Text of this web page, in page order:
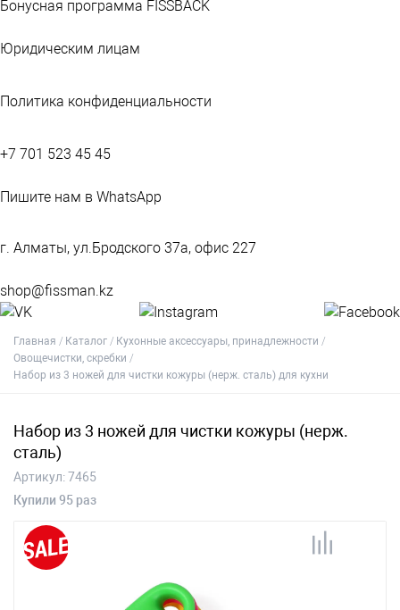
Бонусная программа FISSBACK
Юридическим лицам
Политика конфиденциальности
+7 701 523 45 45
Пишите нам в WhatsApp
г. Алматы, ул.Бродского 37а, офис 227
shop@fissman.kz
Главная Каталог
Кухонные аксессуары, принадлежности
Овощечистки, скребки
Набор из 3 ножей для чистки кожуры (нерж. сталь) для кухни
Набор из 3 ножей для чистки кожуры (нерж.
сталь)
Артикул:7465
Купили 95 раз